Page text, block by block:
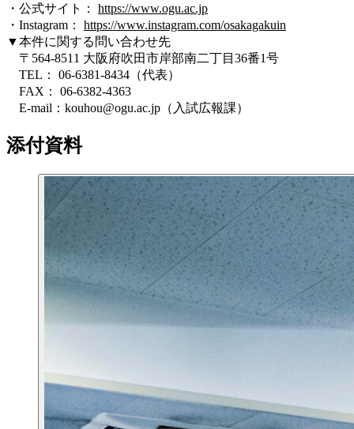
・公式サイト： https://www.ogu.ac.jp
・Instagram： https://www.instagram.com/osakagakuin
▼本件に関する問い合わせ先
〒564-8511 大阪府吹田市岸部南二丁目36番1号
TEL： 06-6381-8434（代表）
FAX： 06-6382-4363
E-mail：kouhou@ogu.ac.jp（入試広報課）
添付資料